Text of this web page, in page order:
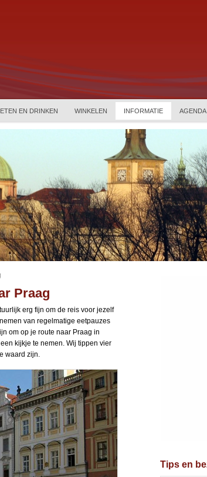
ETEN EN DRINKEN WINKELEN INFORMATIE AGENDA
Praag
erg fijn om de reis voor jezelf
van regelmatige eetpauzes
om op je route naar Praag in
kijkje te nemen. Wij tippen vier
waard zijn.
Tips en